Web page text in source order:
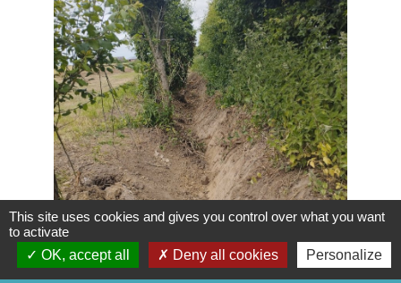
This site uses cookies and gives you control over what you want
to activate
OK, accept all
Deny all cookies Personalize